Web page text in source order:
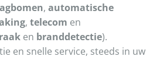
,automatische
,telecom en
en branddetectie).
en snelle service, steeds in uw